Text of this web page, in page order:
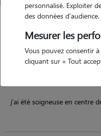
TIGNIEU JAMEYZIEU 38230
j'ai été soigneuse en centre
personnalisé. Exploiter
des données d'audience.
Mesurer les
Vous pouvez consentir
cliquant sur « Tout